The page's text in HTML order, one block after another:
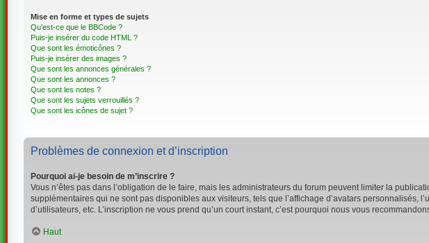
Mise en forme et types de sujets
Qu’est-ce que le BBCode ?
Puis-je insérer du code HTML ?
Que sont les émoticônes ?
Puis-je insérer des images ?
Que sont les annonces générales ?
Que sont les annonces ?
Que sont les notes ?
Que sont les sujets verrouillés ?
Que sont les icônes de sujet ?
Problèmes de connexion et d’inscription
Pourquoi ai-je besoin de m’inscrire ?
Vous n’êtes pas dans l’obligation de le faire, mais les administrateurs du forum peuvent limiter la
supplémentaires qui ne sont pas disponibles aux visiteurs, tels que l’affichage d’avatars personnalisés,
d’utilisateurs, etc. L’inscription ne vous prend qu’un court instant, c’est pourquoi nous vous
Haut